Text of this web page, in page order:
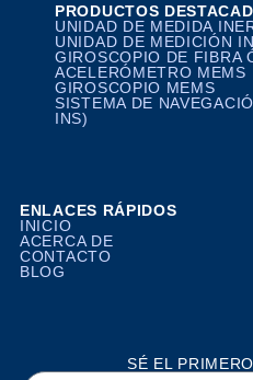
PRODUCTOS
UNIDAD DE MEDIDA
UNIDAD DE MEDICIÓN
GIROSCOPIO DE FIBRA
ACELERÓMETRO MEMS
GIROSCOPIO MEMS
SISTEMA DE
INS)
ENLACES RÁPIDOS
INICIO
ACERCA DE
CONTACTO
BLOG
SÉ EL